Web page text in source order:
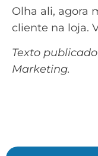
Olha ali, agora
cliente na loja.
Texto
Marketing.